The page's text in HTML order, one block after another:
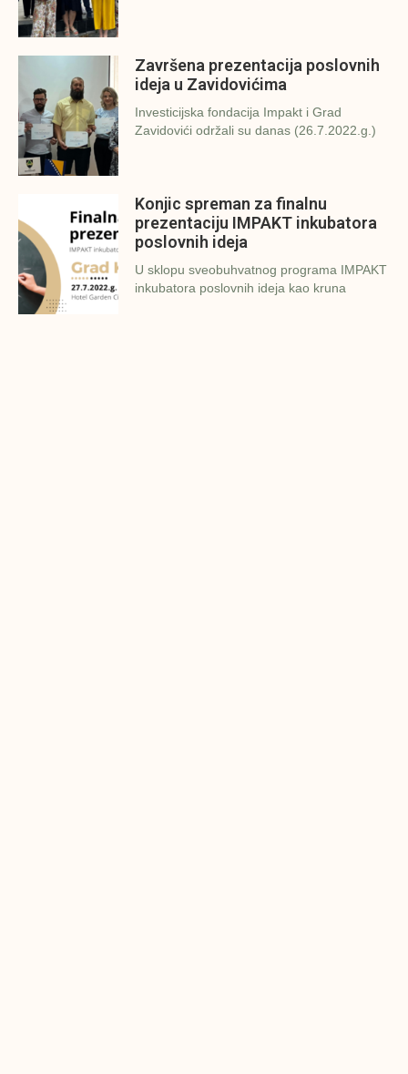
Završena prezentacija poslovnih
ideja u Zavidovićima
Investicijska fondacija Impakt i Grad
Zavidovići održali su danas (26.7.2022.g.)
Konjic spreman za finalnu
prezentaciju IMPAKT inkubatora
poslovnih ideja
U sklopu sveobuhvatnog programa IMPAKT
inkubatora poslovnih ideja kao kruna